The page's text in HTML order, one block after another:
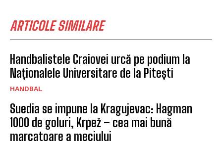
ARTICOLE SIMILARE
Handbalistele Craiovei urcă pe podium la
Naționalele Universitare de la Pitești
HANDBAL
Suedia se impune la Kragujevac: Hagman
1000 de goluri, Krpež – cea mai bună
marcatoare a meciului